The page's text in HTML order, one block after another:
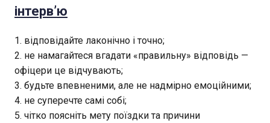
інтерв’ю
відповідайте лаконічно і точно;
не намагайтеся вгадати «правильну» відповідь —
офіцери це відчувають;
будьте впевненими, але не надмірно емоційними;
не суперечте самі собі;
чітко поясніть мету поїздки та причини